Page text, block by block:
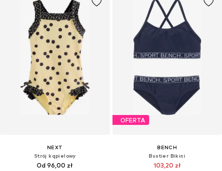
NEXT
Strój kąpielowy
Od 96,00 zł
OFERTA
BENCH
Bustier Bikini
103,20 zł